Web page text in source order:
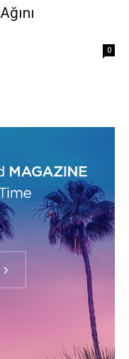
0